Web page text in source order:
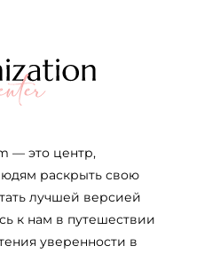
— это центр,
раскрыть свою
лучшей версией
к нам в путешествии
уверенности в